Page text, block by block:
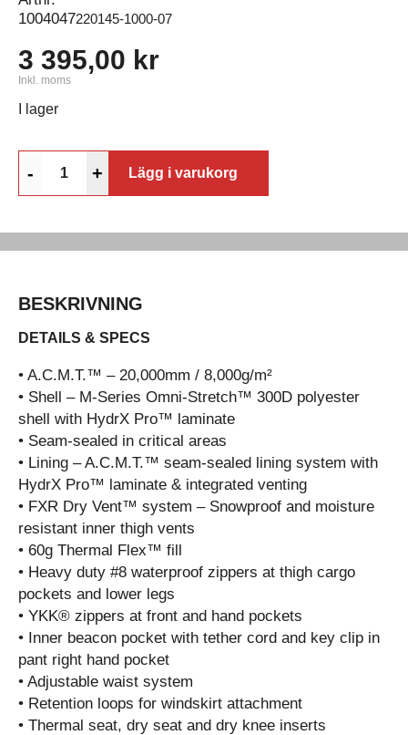
1004047220145-1000-07
3 395,00 kr
Inkl. moms
I lager
- + Lägg i varukorg
BESKRIVNING
DETAILS & SPECS
• A.C.M.T.™ – 20,000mm / 8,000g/m²
• Shell – M-Series Omni-Stretch™ 300D polyester
shell with HydrX Pro™ laminate
• Seam-sealed in critical areas
• Lining – A.C.M.T.™ seam-sealed lining system with
HydrX Pro™ laminate & integrated venting
• FXR Dry Vent™ system – Snowproof and moisture
resistant inner thigh vents
• 60g Thermal Flex™ fill
• Heavy duty #8 waterproof zippers at thigh cargo
pockets and lower legs
• YKK® zippers at front and hand pockets
• Inner beacon pocket with tether cord and key clip in
pant right hand pocket
• Adjustable waist system
• Retention loops for windskirt attachment
• Thermal seat, dry seat and dry knee inserts